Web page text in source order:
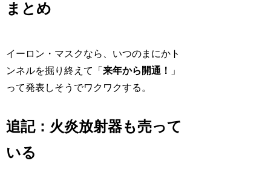
まとめ
イーロン・マスクなら、いつのまにかト
ンネルを掘り終えて「来年から開通！
」
って発表しそうでワクワクする。
追記：火炎放射器も売って
いる